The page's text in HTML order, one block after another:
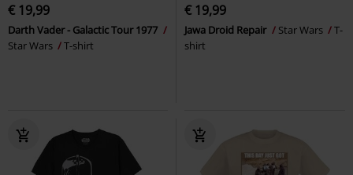
€ 19,99
Darth Vader - Galactic Tour 1977
Star Wars
T-shirt
€ 19,99
Jawa Droid Repair Star Wars
T-
shirt